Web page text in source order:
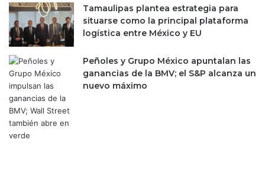
Tamaulipas plantea estrategia para
situarse como la principal plataforma
logística entre México y EU
Peñoles y Grupo México apuntalan las
ganancias de la BMV; el S&P alcanza un
nuevo máximo